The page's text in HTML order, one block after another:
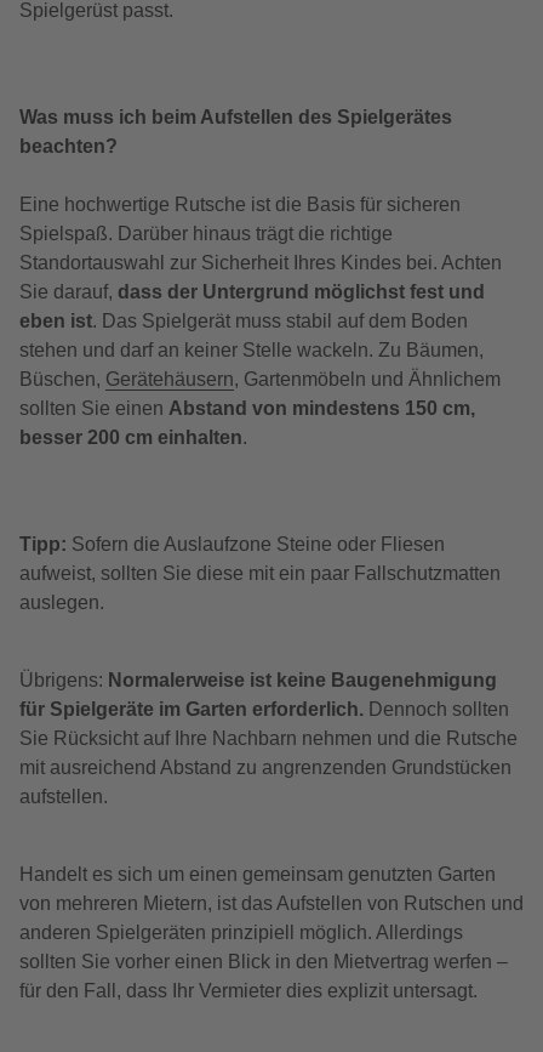
Spielgerüst passt.
Was muss ich beim Aufstellen des Spielgerätes
beachten?
Eine hochwertige Rutsche ist die Basis für sicheren
Spielspaß. Darüber hinaus trägt die richtige
Standortauswahl zur Sicherheit Ihres Kindes bei. Achten
Sie darauf, dass der Untergrund möglichst fest und
eben ist. Das Spielgerät muss stabil auf dem Boden
stehen und darf an keiner Stelle wackeln. Zu Bäumen,
Büschen, Gerätehäusern, Gartenmöbeln und Ähnlichem
sollten Sie einen Abstand von mindestens 150 cm,
besser 200 cm einhalten.
Tipp: Sofern die Auslaufzone Steine oder Fliesen
aufweist, sollten Sie diese mit ein paar Fallschutzmatten
auslegen.
Übrigens: Normalerweise ist keine Baugenehmigung
für Spielgeräte im Garten erforderlich. Dennoch sollten
Sie Rücksicht auf Ihre Nachbarn nehmen und die Rutsche
mit ausreichend Abstand zu angrenzenden Grundstücken
aufstellen.
Handelt es sich um einen gemeinsam genutzten Garten
von mehreren Mietern, ist das Aufstellen von Rutschen und
anderen Spielgeräten prinzipiell möglich. Allerdings
sollten Sie vorher einen Blick in den Mietvertrag werfen –
für den Fall, dass Ihr Vermieter dies explizit untersagt.